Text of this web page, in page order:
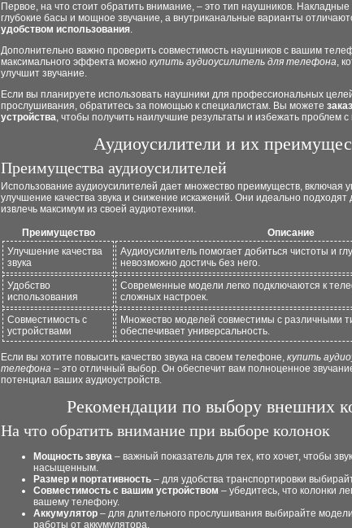
Первое, на что стоит обратить внимание, – это тип наушников.
глубокие басы и мощное звучание, а внутриканальные варианты
удобством использования.
Дополнительно важно проверить совместимость наушников с вашим
максимального эффекта можно купить аудиоусилитель для телефона,
улучшит звучание.
Если вы планируете использовать наушники для профессиональных
прослушивания, обратитесь за помощью к специалистам. Вы можете
устройства, чтобы получить наилучшие результаты и избежать проблем с
Аудиоусилители и их
Преимущества аудиоусилителей
Использование аудиоусилителей дает множество преимуществ, включая
улучшение качества звука и снижение искажений. Они идеально подходят
извлечь максимум из своей аудиотехники.
Преимущество
Описание
Улучшение качества
звука
Аудиоусилитель помогает добиться чистоты и
невозможно достичь без него.
Удобство
использования
Современные модели легко подключаются к
сложных настроек.
Совместимость с
устройствами
Множество моделей совместимы с различными
обеспечивает универсальность.
Если вы хотите повысить качество звука на своем телефоне, купить
телефона – это отличный выбор. Он обеспечит вам полноценное
потенциал ваших аудиоустройств.
Рекомендации по выбору внешних
На что обратить внимание при выборе колонок
Мощность звука – важный показатель для тех, кто хочет, чтобы
насыщенным.
Размер и портативность – для удобства транспортировки
Совместимость с вашим устройством – убедитесь, что колонки
вашему телефону.
Аккумулятор – для длительного прослушивания выбирайте
работы от аккумулятора.